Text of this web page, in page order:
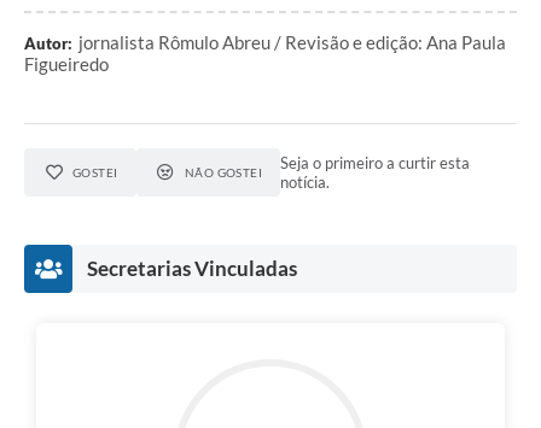
Autor: jornalista Rômulo Abreu / Revisão e edição: Ana Paula
Figueiredo
GOSTEI NÃO GOSTEI
Seja o primeiro a curtir esta
notícia.
Secretarias Vinculadas